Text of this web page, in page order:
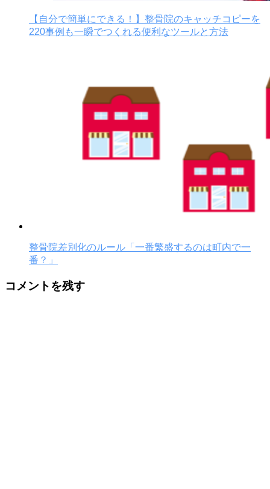
【自分で簡単にできる！】整骨院のキャッチコピーを
220事例も一瞬でつくれる便利なツールと方法
整骨院差別化のルール「一番繁盛するのは町内で一
番？」
コメントを残す